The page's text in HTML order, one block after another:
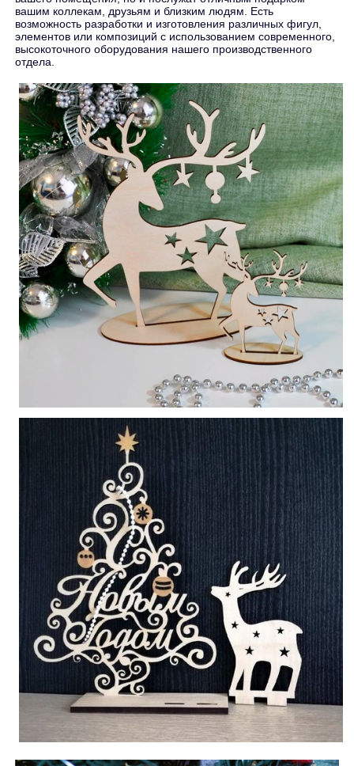
вашим коллекам, друзьям и близким людям. Есть
возможность разработки и изготовления различных фигул,
элементов или композиций с использованием современного,
высокоточного оборудования нашего производственного
отдела.